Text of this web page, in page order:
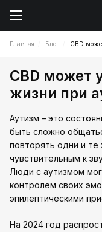
Главная Блог CBD
CBD может
жизни при
Аутизм – это
быть сложно
повторять одни и
чувствительным к
Люди с аутизмом
контролем своих
эпилептическими
На 2024 год